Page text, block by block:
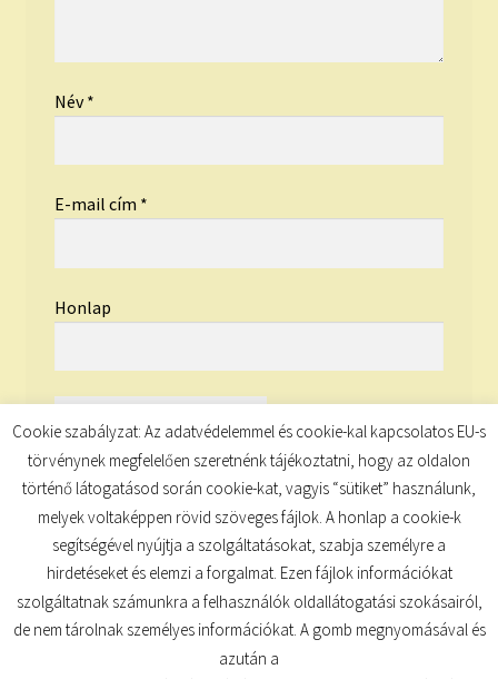
Név*
E-mail cím *
Honlap
© TUDATKULCS 2026
Cookie szabályzat: Az adatvédelemmel és cookie-kal kapcsolatos EU-s
törvénynek megfelelően szeretnénk tájékoztatni, hogy az oldalon
történő látogatásod során cookie-kat, vagyis “sütiket” használunk,
melyek voltaképpen rövid szöveges fájlok. A honlap a cookie-k
segítségével nyújtja a szolgáltatásokat, szabja személyre a
hirdetéseket és elemzi a forgalmat. Ezen fájlok információkat
szolgáltatnak számunkra a felhasználók oldallátogatási szokásairól,
de nem tárolnak személyes információkat. A gomb megnyomásával és
azután a